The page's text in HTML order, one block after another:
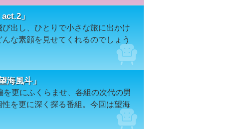
」
出し、ひとりで小さな旅に出かけ
な素顔を見せてくれるのでしょう
海風斗」
を更にふくらませ、各組の次代の男
を更に深く探る番組。今回は望海